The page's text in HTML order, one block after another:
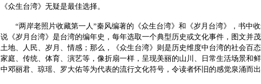
《众生台湾》无疑是最佳选择。
“两岸老照片收藏第一人”秦风编著的《众生台湾》和《岁月台湾》，书中
说《岁月台湾》是台湾的编年史，每年选取一个典型历史或文化事件，图文并
土地、人民、岁月、情感；那么，《众生台湾》则是历史维度中台湾的社会百
家庭、传统、体育、演艺等，像折扇一样，呈现美丽的山川、日常生活场景和
中邓丽君、琼瑶、罗大佑等为代表的流行文化符号，令读者怀旧的感觉泉涌而出